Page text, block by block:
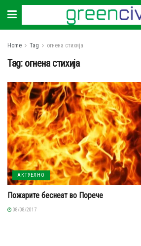
Home Tag огнена стихија
Tag: огнена стихија
АКТУЕЛНО
Пожарите беснеат во Порече
08/08/2017